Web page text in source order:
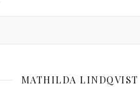
MATHILDA LINDQVIST